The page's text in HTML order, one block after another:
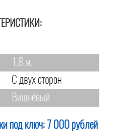
1,8 м.
С двух сторон
Вишнёвый
под ключ: 7 000 рублей